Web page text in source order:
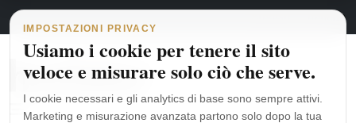
Vai al contenuto
Navigazione principale
6 agosto 2026 italiano
IMPOSTAZIONI PRIVACY
Usiamo i cookie per tenere il sito
veloce e misurare solo ciò che serve.
I cookie necessari e gli analytics di base sono sempre attivi.
Marketing e misurazione avanzata partono solo dopo la tua